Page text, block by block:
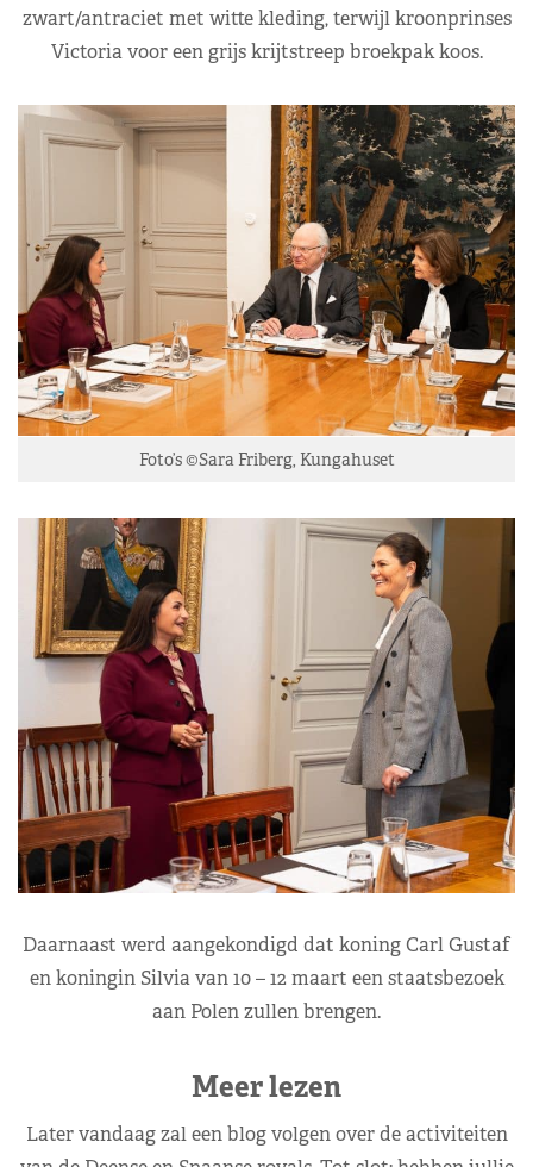
zwart/antraciet met witte kleding, terwijl kroonprinses
Victoria voor een grijs krijtstreep broekpak koos.
Foto’s ©Sara Friberg, Kungahuset
Daarnaast werd aangekondigd dat koning Carl Gustaf
en koningin Silvia van 10 – 12 maart een staatsbezoek
aan Polen zullen brengen.
Meer lezen
Later vandaag zal een blog volgen over de activiteiten